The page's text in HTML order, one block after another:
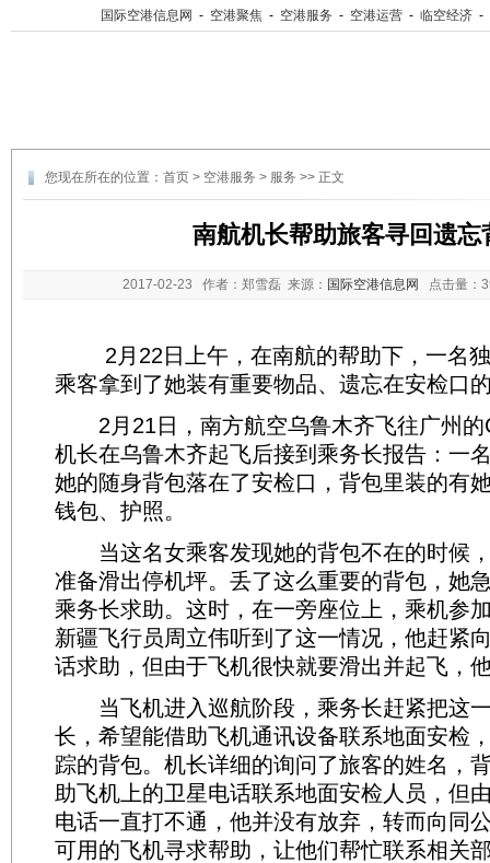
国际空港信息网 - 空港聚焦 - 空港服务 - 空港运营 - 临空经济 -
您现在所在的位置： 首页 > 空港服务 > 服务 >> 正文
南航机长帮助旅客寻回遗忘
2017-02-23 作者：郑雪磊 来源： 国际空港信息网 点击量：
2月22日上午，在南航的帮助下，一名独
乘客拿到了她装有重要物品、遗忘在安检口
2月21日，南方航空乌鲁木齐飞往广州的
机长在乌鲁木齐起飞后接到乘务长报告：一
她的随身背包落在了安检口，背包里装的有
钱包、护照。
当这名女乘客发现她的背包不在的时候
准备滑出停机坪。丢了这么重要的背包，她
乘务长求助。这时，在一旁座位上，乘机参
新疆飞行员周立伟听到了这一情况，他赶紧
话求助，但由于飞机很快就要滑出并起飞，
当飞机进入巡航阶段，乘务长赶紧把这
长，希望能借助飞机通讯设备联系地面安检
踪的背包。机长详细的询问了旅客的姓名，
助飞机上的卫星电话联系地面安检人员，但
电话一直打不通，他并没有放弃，转而向同
可用的飞机寻求帮助，让他们帮忙联系相关